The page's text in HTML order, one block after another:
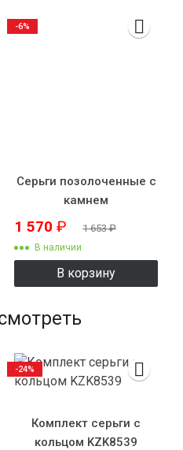
Серьги позолоченные с
камнем
1 570 ₽ 1 653₽
В наличии
В корзину
-6%
Комплект серьги с
кольцом KZK8539
-24%